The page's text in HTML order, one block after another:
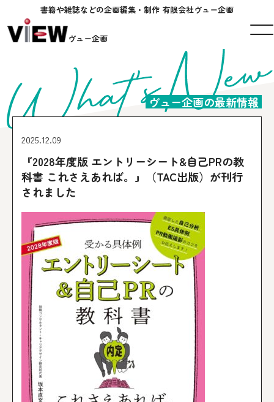
書籍や雑誌などの企画編集・制作 有限会社ヴュー企画
ヴュー企画
ヴュー企画の最新情報
2025.12.09
『2028年度版 エントリーシート&自己PRの教
科書 これさえあれば。』（TAC出版）が刊行
されました